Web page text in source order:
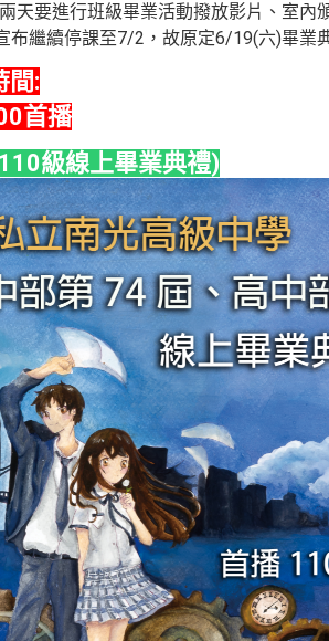
天要進行班級畢業活動撥放影片、室
布繼續停課至7/2，故原定6/19(六)畢業
間:
首播
級線上畢業典禮)